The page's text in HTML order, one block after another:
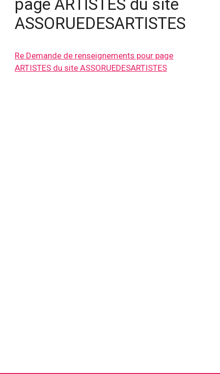
page ARTISTES du site
ASSORUEDESARTISTES
Re Demande de renseignements pour page
ARTISTES du site ASSORUEDESARTISTES